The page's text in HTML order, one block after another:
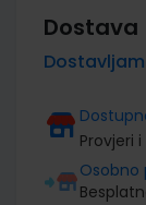
Dostava
Provjeri
Osobno